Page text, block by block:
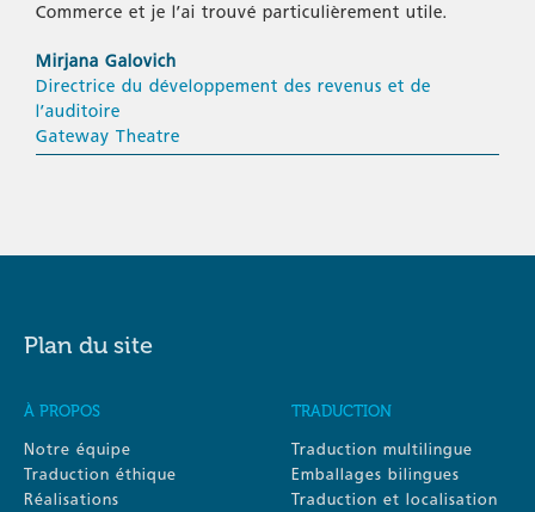
Commerce et je l’ai trouvé particulièrement utile.
Mirjana Galovich
Directrice du développement des revenus et de
l’auditoire
Gateway Theatre
Plan du site
À PROPOS
Notre équipe
Traduction éthique
Réalisations
TRADUCTION
Traduction multilingue
Emballages bilingues
Traduction et localisation